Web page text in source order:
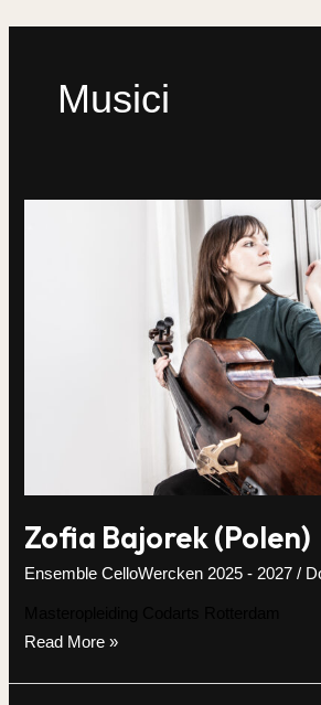
Musici
Zofia Bajorek
Ensemble CelloWercken 2025 - 2027 /
Zofia
Read More »